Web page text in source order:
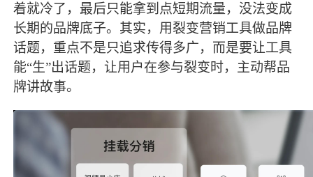
着就冷了， 最后只能拿到点短期流量，没法变成
长期的品牌底子。其实，用裂变营销工具做品牌
话题，重点不是只追求传得多广，而是要让工具
能“生”出话题，让用户在参与裂变时，主动帮品
牌讲故事。